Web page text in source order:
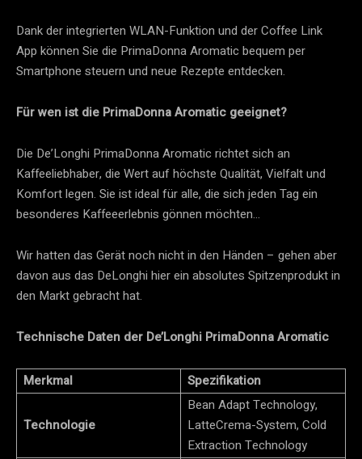
Dank der integrierten WLAN-Funktion und der Coffee Link
App können Sie die PrimaDonna Aromatic bequem per
Smartphone steuern und neue Rezepte entdecken.
Für wen ist die PrimaDonna Aromatic geeignet?
Die De’Longhi PrimaDonna Aromatic richtet sich an
Kaffeeliebhaber, die Wert auf höchste Qualität, Vielfalt und
Komfort legen. Sie ist ideal für alle, die sich jeden Tag ein
besonderes Kaffeeerlebnis gönnen möchten…
Wir hatten das Gerät noch nicht in den Händen – gehen aber
davon aus das DeLonghi hier ein absolutes Spitzenprodukt in
den Markt gebracht hat.
Technische Daten der De’Longhi PrimaDonna Aromatic
Merkmal Spezifikation
Technologie
Bean Adapt Technology,
LatteCrema-System, Cold
Extraction Technology